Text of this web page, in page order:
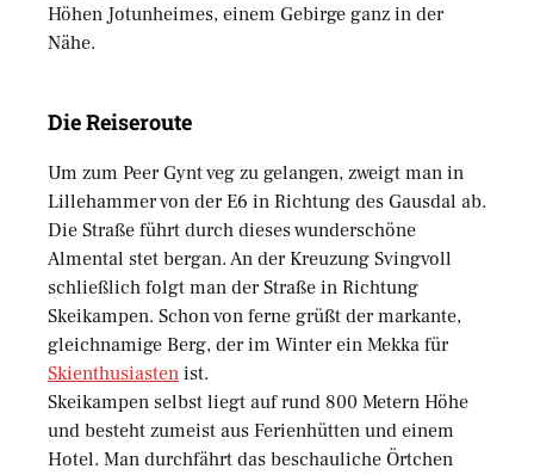
Höhen Jotunheimes, einem Gebirge ganz in der
Nähe.
Die Reiseroute
Um zum Peer Gynt veg zu gelangen, zweigt man in
Lillehammer von der E6 in Richtung des Gausdal ab.
Die Straße führt durch dieses wunderschöne
Almental stet bergan. An der Kreuzung Svingvoll
schließlich folgt man der Straße in Richtung
Skeikampen. Schon von ferne grüßt der markante,
gleichnamige Berg, der im Winter ein Mekka für
Skienthusiasten ist.
Skeikampen selbst liegt auf rund 800 Metern Höhe
und besteht zumeist aus Ferienhütten und einem
Hotel. Man durchfährt das beschauliche Örtchen